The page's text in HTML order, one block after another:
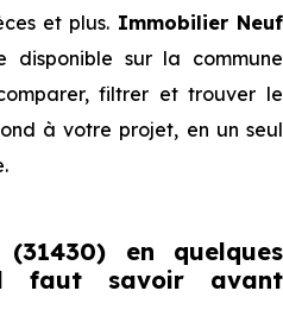
et plus. Immobilier Neuf
disponible sur la commune
filtrer et trouver le
à votre projet, en un seul
(31430) en quelques
faut savoir avant